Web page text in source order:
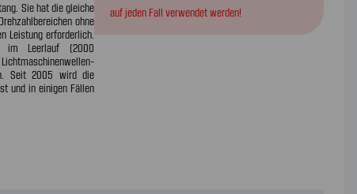
Sie hat die gleiche
ohne
Leistung erforderlich.
im Leerlauf (2000
Seit 2005 wird die
und in einigen Fällen
auf jeden Fall verwendet werden!